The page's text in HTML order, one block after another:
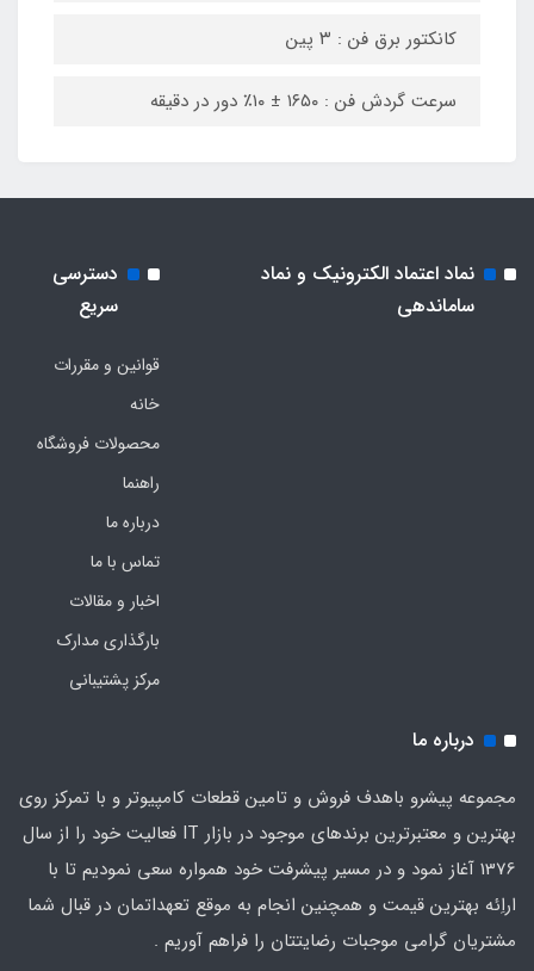
کانکتور برق فن : ۳ پین
سرعت گردش فن : ۱۶۵۰ ± ۱۰٪ دور در دقیقه
نماد اعتماد الکترونیک و نماد
ساماندهی
دسترسی
سریع
قوانین و مقررات
خانه
محصولات فروشگاه
راهنما
درباره ما
تماس با ما
اخبار و مقالات
بارگذاری مدارک
مرکز پشتیبانی
درباره ما
مجموعه پیشرو باهدف فروش و تامین قطعات کامپیوتر و با تمرکز روی
بهترین و معتبرترین برندهای موجود در بازار IT فعالیت خود را از سال
1376 آغاز نمود و در مسیر پیشرفت خود همواره سعی نمودیم تا با
اراِئه بهترین قیمت و همچنین انجام به موقع تعهداتمان در قبال شما
مشتریان گرامی موجبات رضایتتان را فراهم آوریم .